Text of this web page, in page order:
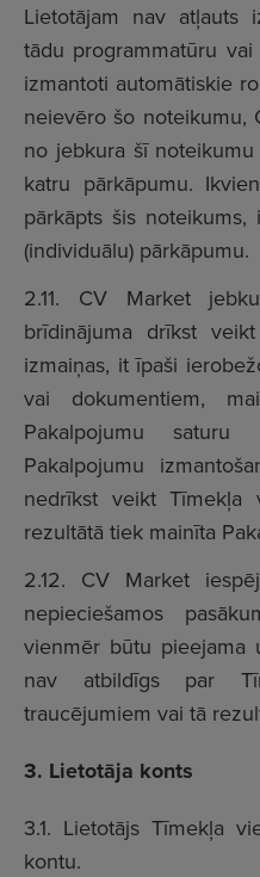
Lietotājam nav atļauts
tādu programmatūru
izmantoti automātiskie
neievēro šo noteikumu,
no jebkura šī
katru pārkāpumu.
pārkāpts šis
(individuālu) pārkāpumu.
2.11. CV Market
brīdinājuma drīkst
izmaiņas, it īpaši
vai dokumentiem,
Pakalpojumu
Pakalpojumu
nedrīkst veikt Tīmekļa
rezultātā tiek mainīta
2.12. CV Market
nepieciešamos
vienmēr būtu pieejama
nav atbildīgs par
traucējumiem vai tā
3. Lietotāja konts
3.1. Lietotājs Tīmekļa
kontu.